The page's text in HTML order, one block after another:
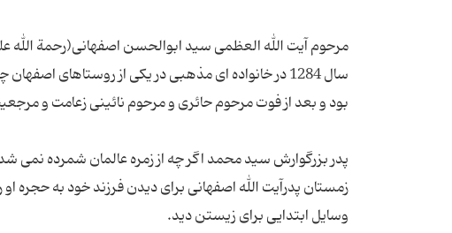
مرحوم آیت الله العظمی سید ابوالحسن اصفهانی(رحمة الله
سال 1284 در خانواده ای مذهبی در یکی از روستاهای
پدر بزرگوارش سید محمد اگر چه از زمره عالمان شمرده نمی
زمستان پدرآیت الله اصفهانی براى دیدن فرزند خود به حجره